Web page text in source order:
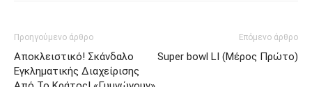
Προηγούμενο άρθρο
Αποκλειστικό! Σκάνδαλο
Εγκληματικής Διαχείρισης
Επόμενο άρθρο
Super bowl LI (Μέρος Πρώτο)